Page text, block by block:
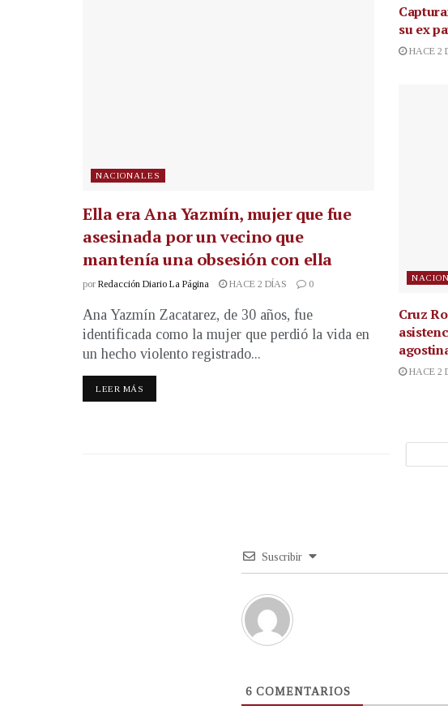
NACIONALES
Ella era Ana Yazmín, mujer que fue
asesinada por un vecino que
mantenía una obsesión con ella
por Redacción Diario La Página HACE 2 DÍAS 0
Ana Yazmín Zacatarez, de 30 años, fue
identificada como la mujer que perdió la vida en
un hecho violento registrado...
LEER MÁS
su ex
HACE 2
Cruz
HACE 2
Suscribir
6 COMENTARIOS